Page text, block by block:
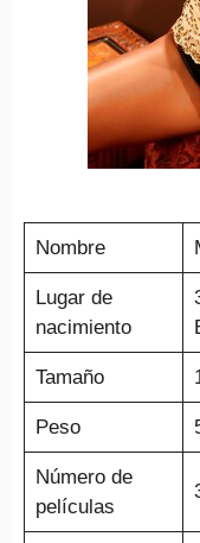
Nombre
Lugar de
nacimiento
Tamaño
Peso
Número de
películas